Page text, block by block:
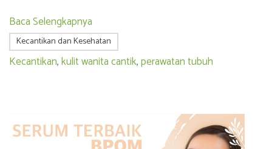
Baca Selengkapnya
Kecantikan dan Kesehatan
Kecantikan,kulit wanita cantik,perawatan tubuh